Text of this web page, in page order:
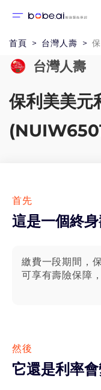
首頁 台灣人壽
台灣人壽
保利美美元
首先
這是一個終
繳費一段期間，
可享有壽險保障
中途不想保了，
以領回剩餘的保
然後
它還是利率